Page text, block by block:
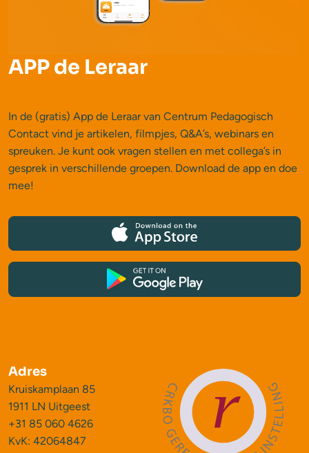
APP de Leraar
In de (gratis) App de Leraar van Centrum Pedagogisch
Contact vind je artikelen, filmpjes, Q&A’s, webinars en
spreuken. Je kunt ook vragen stellen en met collega’s in
gesprek in verschillende groepen. Download de app en doe
mee!
Adres
Kruiskamplaan 85
1911 LN Uitgeest
+31 85 060 4626
KvK: 42064847